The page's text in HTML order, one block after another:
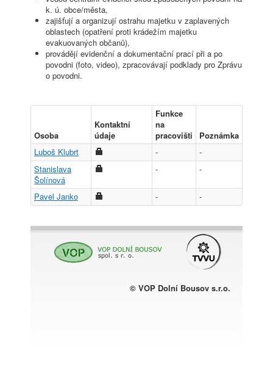
k. ú. obce/města,
zajišťují a organizují ostrahu majetku v zaplavených
oblastech (opatření proti krádežím majetku
evakuovaných občanů),
provádějí evidenční a dokumentační prací při a po
povodni (foto, video), zpracovávají podklady pro Zprávu
o povodni.
Osoba
Kontaktní
údaje
Funkce
na
pracovišti
Poznámka
Luboš Klubrt
-
-
Stanislava
Šolínová
- -
Pavel Janko - -
© VOP Dolní Bousov s.r.o.